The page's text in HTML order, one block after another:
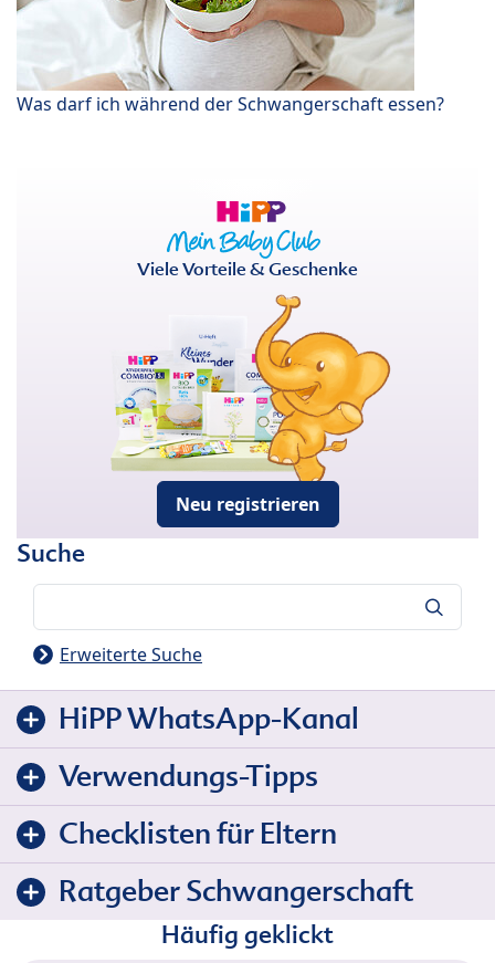
Was darf ich während der Schwangerschaft essen?
Viele Vorteile & Geschenke
Neu registrieren
Suche
Erweiterte Suche
HiPP WhatsApp-Kanal
Verwendungs-Tipps
Checklisten für Eltern
Ratgeber Schwangerschaft
Häufig geklickt